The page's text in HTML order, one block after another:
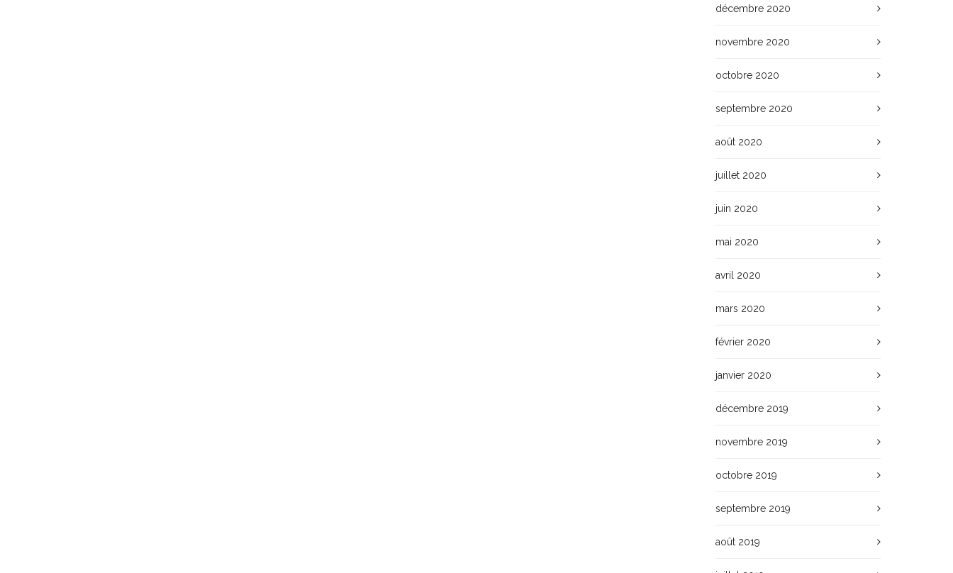
décembre 2020
novembre 2020
octobre 2020
septembre 2020
août 2020
juillet 2020
juin 2020
mai 2020
avril 2020
mars 2020
février 2020
janvier 2020
décembre 2019
novembre 2019
octobre 2019
septembre 2019
août 2019